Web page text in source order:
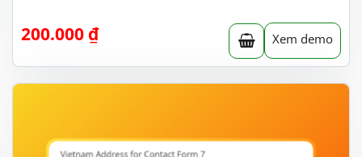
200.000 ₫ Xem demo